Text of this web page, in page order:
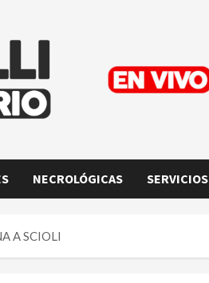
NECROLÓGICAS SERVICIOS
A SCIOLI